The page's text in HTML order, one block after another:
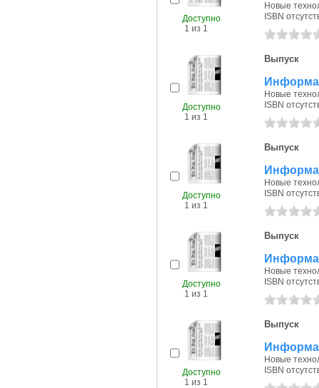
Доступно
1 из 1
Новые
ISBN
Доступно
1 из 1
Выпуск
Новые
ISBN
Доступно
1 из 1
Выпуск
Новые
ISBN
Доступно
1 из 1
Выпуск
Новые
ISBN
Доступно
1 из 1
Выпуск
Новые
ISBN